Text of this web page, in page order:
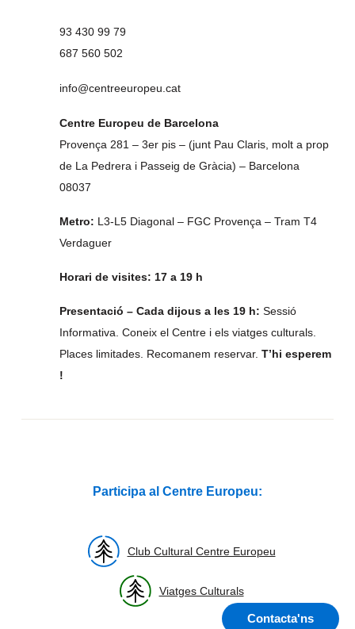
Contacta'ns
93 430 99 79
687 560 502
info@centreeuropeu.cat
Centre Europeu de Barcelona
Provença 281 – 3er pis – (junt Pau Claris, molt a prop
de La Pedrera i Passeig de Gràcia) – Barcelona
08037
Metro: L3-L5 Diagonal – FGC Provença – Tram T4
Verdaguer
Horari de visites: 17 a 19 h
Presentació – Cada dijous a les 19 h: Sessió
Informativa. Coneix el Centre i els viatges culturals.
Places limitades. Recomanem reservar. T’hi esperem
!
Participa al Centre Europeu:
Club Cultural Centre Europeu
Viatges Culturals